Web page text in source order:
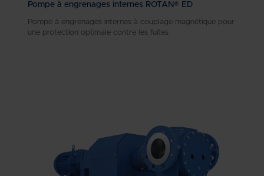
Pompe à engrenages internes ROTAN® ED
Pompe à engrenages internes à couplage magnétique pour
une protection optimale contre les fuites